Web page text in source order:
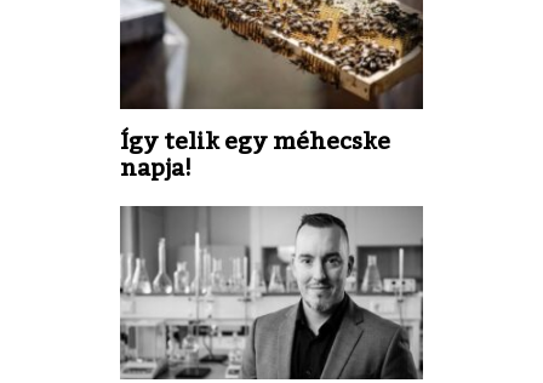
Így telik egy méhecske
napja!